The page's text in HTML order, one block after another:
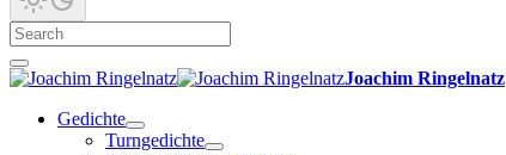
Joachim Ringelnatz
Gedichte
Turngedichte